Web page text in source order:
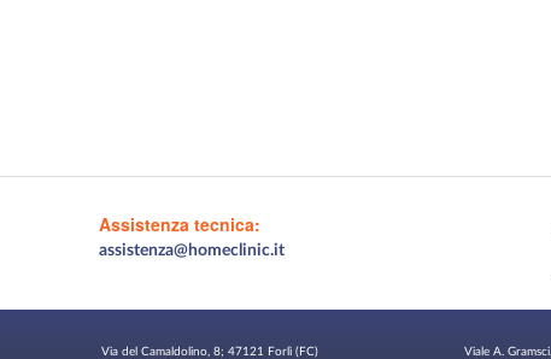
Assistenza tecnica:
assistenza@homeclinic.it
Via del Camaldolino, 8; 47121 Forlì (FC)
Viale A.